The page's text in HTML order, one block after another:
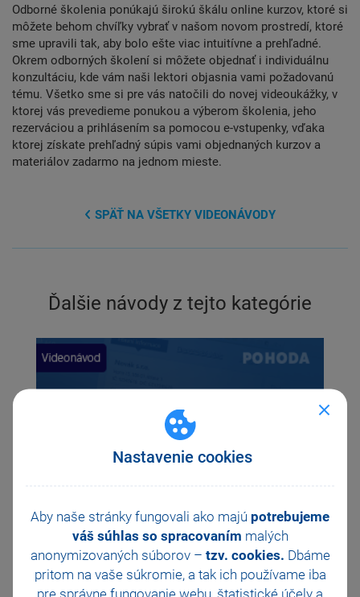
Nastavenie cookies
Aby naše stránky fungovali ako majú potrebujeme
váš súhlas so spracovaním malých
anonymizovaných súborov – tzv. cookies. Dbáme
pritom na vaše súkromie, a tak ich používame iba
pre správne fungovanie webu, štatistické účely a
Odborné školenia ponúkajú širokú škálu online kurzov, ktoré si
môžete behom chvíľky vybrať v našom novom prostredí, ktoré
sme upravili tak, aby bolo ešte viac intuitívne a prehľadné.
Okrem odborných školení si môžete objednať i individuálnu
konzultáciu, kde vám naši lektori objasnia vami požadovanú
tému. Všetko sme si pre vás natočili do novej videoukážky, v
ktorej vás prevedieme ponukou a výberom školenia, jeho
rezerváciou a prihlásením sa pomocou e-vstupenky, vďaka
ktorej získate prehľadný súpis vami objednaných kurzov a
materiálov zadarmo na jednom mieste.
SPÄŤ NA VŠETKY VIDEONÁVODY
Ďalšie návody z tejto kategórie
Predstavenie zákazníckeho centra
Previous